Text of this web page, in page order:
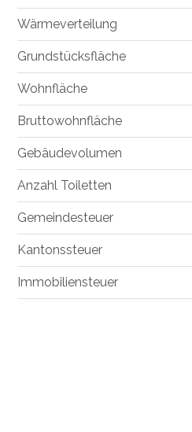
Wärmeverteilung
Grundstücksfläche
Wohnfläche
Bruttowohnfläche
Gebäudevolumen
Anzahl Toiletten
Gemeindesteuer
Kantonssteuer
Immobiliensteuer